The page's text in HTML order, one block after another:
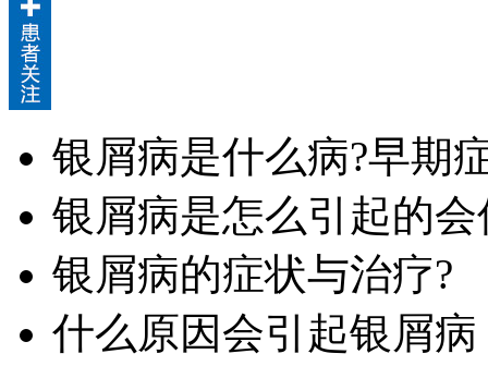
银屑病是什么病?早期
银屑病是怎么引起的
银屑病的症状与治疗?
什么原因会引起银屑病